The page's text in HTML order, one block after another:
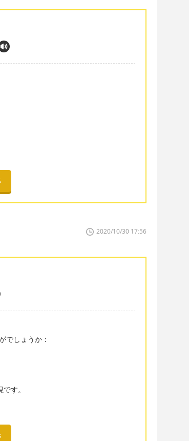
2020/10/30 17:56
でしょうか：
す。